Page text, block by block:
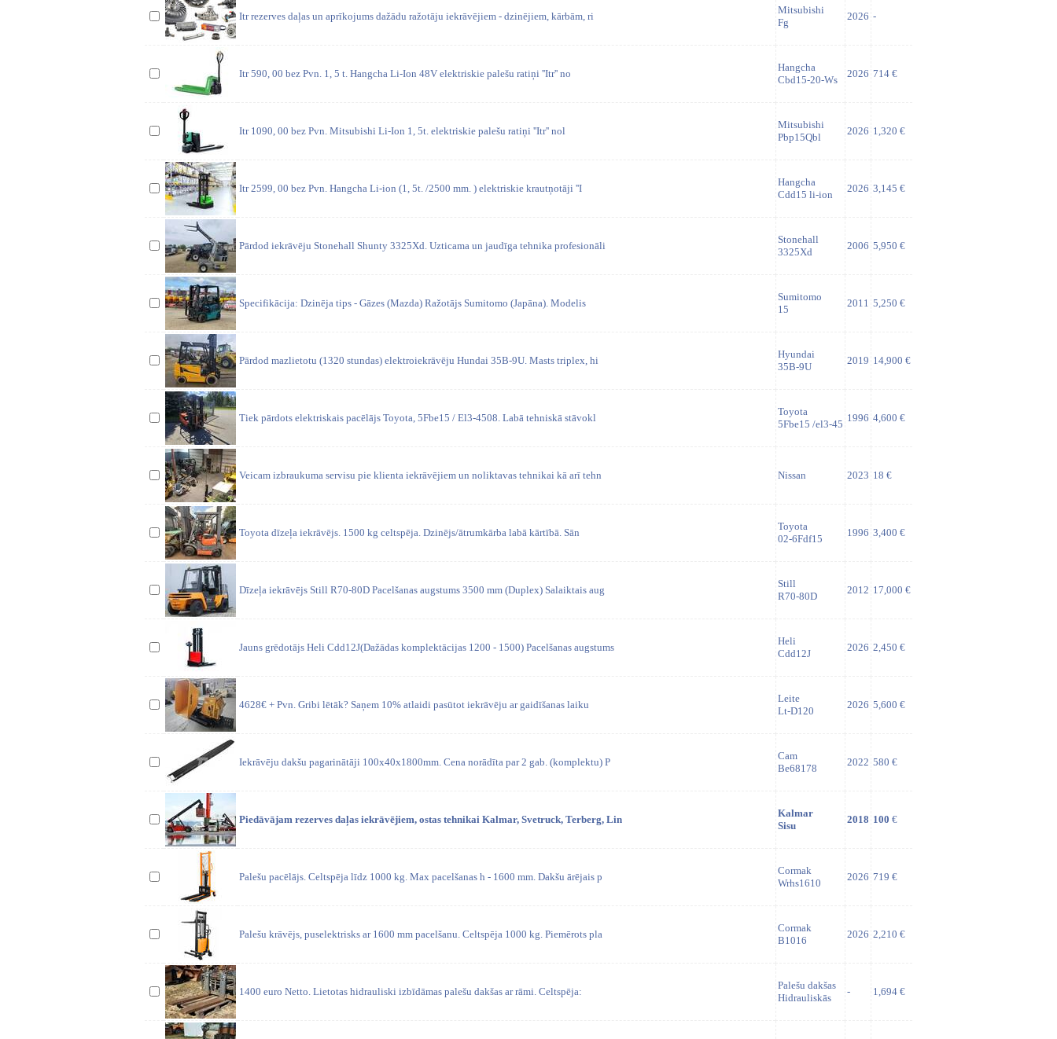
Itr rezerves daļas un aprīkojums dažādu ražotāju iekrāvējiem - dzinējiem, kārbām, ri
Mitsubishi
Fg
2026 -
Itr 590, 00 bez Pvn. 1, 5 t. Hangcha Li-Ion 48V elektriskie palešu ratiņi ''Itr'' no
Hangcha
Cbd15-20-Ws
2026 714 €
Itr 1090, 00 bez Pvn. Mitsubishi Li-Ion 1, 5t. elektriskie palešu ratiņi ''Itr'' nol
Mitsubishi
Pbp15Qbl
2026 1,320 €
Itr 2599, 00 bez Pvn. Hangcha Li-ion (1, 5t. /2500 mm. ) elektriskie krautņotāji ''I
Hangcha
Cdd15 li-ion
2026 3,145 €
Pārdod iekrāvēju Stonehall Shunty 3325Xd. Uzticama un jaudīga tehnika profesionāli
Stonehall
3325Xd
2006 5,950 €
Specifikācija: Dzinēja tips - Gāzes (Mazda) Ražotājs Sumitomo (Japāna). Modelis
Sumitomo
15
2011 5,250 €
Pārdod mazlietotu (1320 stundas) elektroiekrāvēju Hundai 35B-9U. Masts triplex, hi
Hyundai
35B-9U
2019 14,900 €
Tiek pārdots elektriskais pacēlājs Toyota, 5Fbe15 / El3-4508. Labā tehniskā stāvokl
Toyota
5Fbe15 /el3-45
1996 4,600 €
Veicam izbraukuma servisu pie klienta iekrāvējiem un noliktavas tehnikai kā arī tehn Nissan 2023 18 €
Toyota dīzeļa iekrāvējs. 1500 kg celtspēja. Dzinējs/ātrumkārba labā kārtībā. Sān
Toyota
02-6Fdf15
1996 3,400 €
Dīzeļa iekrāvējs Still R70-80D Pacelšanas augstums 3500 mm (Duplex) Salaiktais aug
Still
R70-80D
2012 17,000 €
Jauns grēdotājs Heli Cdd12J(Dažādas komplektācijas 1200 - 1500) Pacelšanas augstums
Heli
Cdd12J
2026 2,450 €
4628€ + Pvn. Gribi lētāk? Saņem 10% atlaidi pasūtot iekrāvēju ar gaidīšanas laiku
Leite
Lt-D120
2026 5,600 €
Iekrāvēju dakšu pagarinātāji 100x40x1800mm. Cena norādīta par 2 gab. (komplektu) P
Cam
Be68178
2022 580 €
Piedāvājam rezerves daļas iekrāvējiem, ostas tehnikai Kalmar, Svetruck, Terberg, Lin
Kalmar
Sisu
2018 100 €
Palešu pacēlājs. Celtspēja līdz 1000 kg. Max pacelšanas h - 1600 mm. Dakšu ārējais p
Cormak
Wrhs1610
2026 719 €
Palešu krāvējs, puselektrisks ar 1600 mm pacelšanu. Celtspēja 1000 kg. Piemērots pla
Cormak
B1016
2026 2,210 €
1400 euro Netto. Lietotas hidrauliski izbīdāmas palešu dakšas ar rāmi. Celtspēja:
Palešu dakšas
Hidrauliskās
- 1,694 €